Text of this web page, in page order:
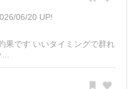
06/20 UP!
果です いいタイミングで群れ